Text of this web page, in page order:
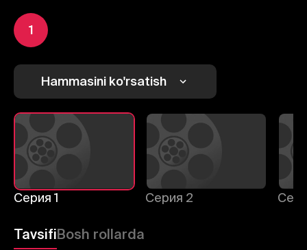
1
Hammasini ko'rsatish
Серия 1 Серия 2
TavsifiBosh rollarda
1 2
Yuborish
Bekor qilish Tizimga kirish